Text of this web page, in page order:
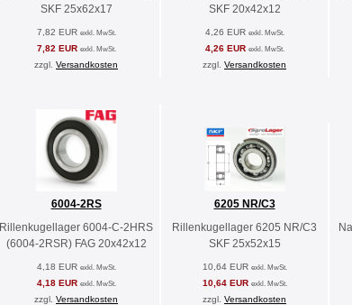
SKF 25x62x17
7,82 EUR exkl. MwSt.
7,82 EUR exkl. MwSt.
zzgl. Versandkosten
SKF 20x42x12
4,26 EUR exkl. MwSt.
4,26 EUR exkl. MwSt.
zzgl. Versandkosten
6004-2RS
Rillenkugellager 6004-C-2HRS
(6004-2RSR) FAG 20x42x12
4,18 EUR exkl. MwSt.
4,18 EUR exkl. MwSt.
zzgl. Versandkosten
6205 NR/C3
Rillenkugellager 6205 NR/C3
SKF 25x52x15
10,64 EUR exkl. MwSt.
10,64 EUR exkl. MwSt.
zzgl. Versandkosten